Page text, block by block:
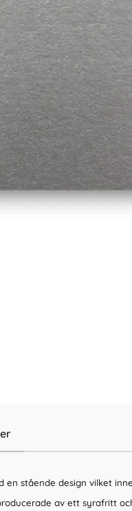
Vykort Inge Löök "På
15 kr/st
Köp
en stående design vilket
av ett syrafritt